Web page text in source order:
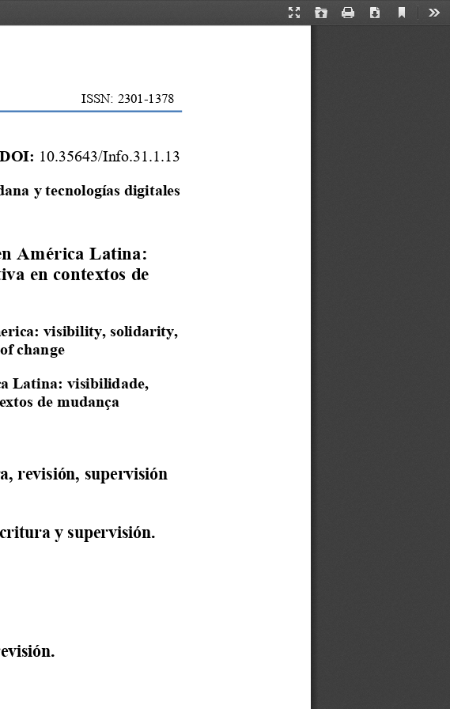
Presentation
Open Print Download
Current
ISSN: 2301
-1378
DOI: 10.35643/Info.31.1.13
y tecnologías digitales
América Latina:
en contextos de
visibility, solidarity,
change
Latina: visibilidade,
de mudança
revisión, supervisión
y supervisión.